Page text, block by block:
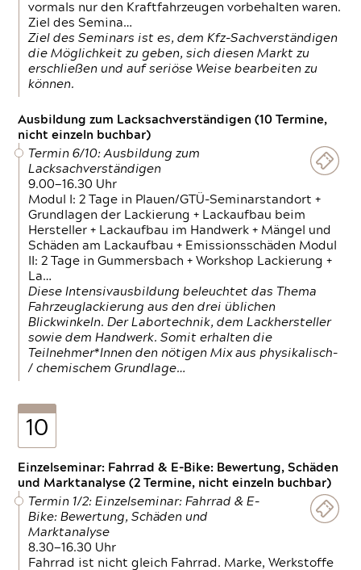
vormals nur den Kraftfahrzeugen vorbehalten waren.
Ziel des Semina…
Ziel des Seminars ist es, dem Kfz-Sachverständigen
die Möglichkeit zu geben, sich diesen Markt zu
erschließen und auf seriöse Weise bearbeiten zu
können.
Ausbildung zum Lacksachverständigen (10 Termine,
nicht einzeln buchbar)
Termin 6/10: Ausbildung zum
Lacksachverständigen
9.00—16.30 Uhr
Modul I: 2 Tage in Plauen/GTÜ-Seminarstandort +
Grundlagen der Lackierung + Lackaufbau beim
Hersteller + Lackaufbau im Handwerk + Mängel und
Schäden am Lackaufbau + Emissionsschäden Modul
II: 2 Tage in Gummersbach + Workshop Lackierung +
La…
Diese Intensivausbildung beleuchtet das Thema
Fahrzeuglackierung aus den drei üblichen
Blickwinkeln. Der Labortechnik, dem Lackhersteller
sowie dem Handwerk. Somit erhalten die
Teilnehmer*Innen den nötigen Mix aus physikalisch-
/ chemischem Grundlage…
10
Einzelseminar: Fahrrad & E-Bike: Bewertung, Schäden
und Marktanalyse (2 Termine, nicht einzeln buchbar)
Termin 1/2: Einzelseminar: Fahrrad & E-
Bike: Bewertung, Schäden und
Marktanalyse
8.30—16.30 Uhr
Fahrrad ist nicht gleich Fahrrad. Marke, Werkstoffe